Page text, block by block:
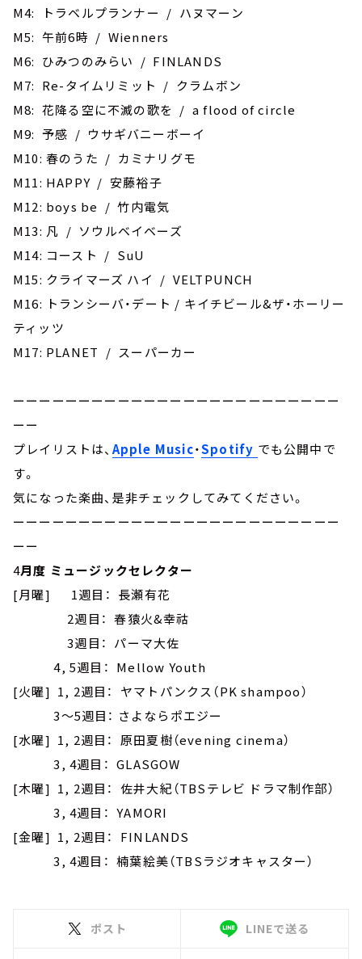
M4: トラベルプランナー / ハヌマーン
M5: 午前6時 / Wienners
M6: ひみつのみらい / FINLANDS
M7: Re-タイムリミット / クラムボン
M8: 花降る空に不滅の歌を / a flood of circle
M9: 予感 / ウサギバニーボーイ
M10: 春のうた / カミナリグモ
M11: HAPPY / 安藤裕子
M12: boys be / 竹内電気
M13: ‎凡 / ソウルベイベーズ
M14: コースト / SuU
M15: クライマーズ ハイ / VELTPUNCH
M16: トランシーバ・デート / キイチビール&ザ・ホーリー
ティッツ
M17: PLANET / スーパーカー
ーーーーーーーーーーーーーーーーーーーーーーーーー
ーー
プレイリストは、 Apple Music・Spotify でも公開中で
す。
気になった楽曲、是非チェックしてみてください。
ーーーーーーーーーーーーーーーーーーーーーーーーー
ーー
4月度 ミュージックセレクター
[月曜] 1週目： 長瀬有花
2週目： 春猿火&幸祜
3週目： パーマ大佐
4, 5週目： Mellow Youth
[火曜] 1, 2週目： ヤマトパンクス（PK shampoo）
3～5週目： さよならポエジー
[水曜] 1, 2週目： 原田夏樹（evening cinema）
3, 4週目： GLASGOW
[木曜] 1, 2週目： 佐井大紀（TBSテレビ ドラマ制作部）
3, 4週目： YAMORI
[金曜] 1, 2週目： FINLANDS
3, 4週目： 楠葉絵美（TBSラジオキャスター）
ポスト LINEで送る